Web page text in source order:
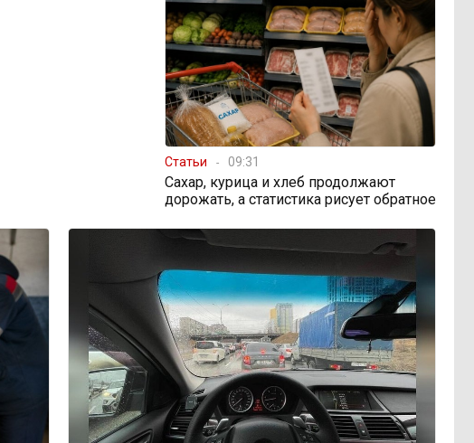
Статьи 09:31
Сахар, курица и хлеб продолжают
дорожать, а статистика рисует обратное